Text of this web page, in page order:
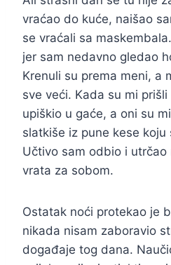
vraćao do kuće, naišao
se vraćali sa
jer sam nedavno gledao
Krenuli su prema meni, a
sve veći. Kada su mi
upiškio u gaće, a oni su
slatkiše iz pune kese koju
Učtivo sam odbio i utrčao
vrata za sobom.
Ostatak noći protekao je
nikada nisam zaboravio
događaje tog dana.